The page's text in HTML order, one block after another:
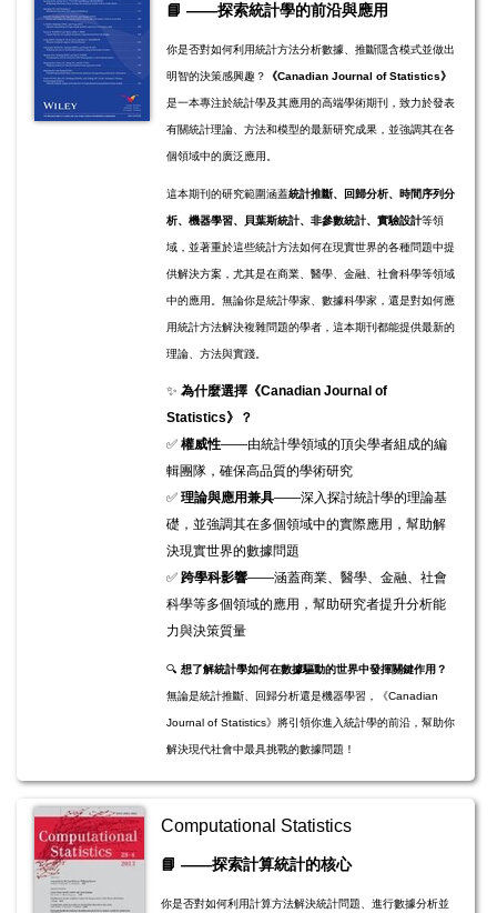
📘 ——探索統計學的前沿與應用
你是否對如何利用統計方法分析數據、推斷隱含模式並做出
明智的決策感興趣？ 《Canadian Journal of Statistics》
是一本專注於統計學及其應用的高端學術期刊，致力於發表
有關統計理論、方法和模型的最新研究成果，並強調其在各
個領域中的廣泛應用。
這本期刊的研究範圍涵蓋統計推斷、回歸分析、時間序列分
析、機器學習、貝葉斯統計、非參數統計、實驗設計等領
域，並著重於這些統計方法如何在現實世界的各種問題中提
供解決方案，尤其是在商業、醫學、金融、社會科學等領域
中的應用。無論你是統計學家、數據科學家，還是對如何應
用統計方法解決複雜問題的學者，這本期刊都能提供最新的
理論、方法與實踐。
✨ 為什麼選擇《Canadian Journal of
Statistics》？
✅ 權威性——由統計學領域的頂尖學者組成的編
輯團隊，確保高品質的學術研究
✅ 理論與應用兼具——深入探討統計學的理論基
礎，並強調其在多個領域中的實際應用，幫助解
決現實世界的數據問題
✅ 跨學科影響——涵蓋商業、醫學、金融、社會
科學等多個領域的應用，幫助研究者提升分析能
力與決策質量
🔍 想了解統計學如何在數據驅動的世界中發揮關鍵作用？
無論是統計推斷、回歸分析還是機器學習，《Canadian
Journal of Statistics》將引領你進入統計學的前沿，幫助你
解決現代社會中最具挑戰的數據問題！
Computational Statistics
📘 ——探索計算統計的核心
你是否對如何利用計算方法解決統計問題、進行數據分析並